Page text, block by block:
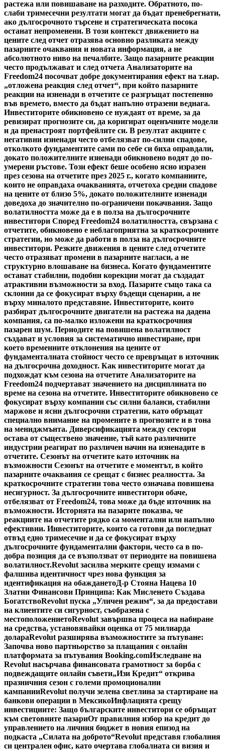
растежа или повишаване на разходите. Обратното, по-
слаби тримесечни резултати могат да бъдат пренебрегнати,
ако дългосрочното търсене и стратегическата посока
останат непроменени. В този контекст движението на
цените след отчет отразява основно разликата между
пазарните очаквания и новата информация, а не
абсолютното ниво на печалбите. Защо пазарните реакции
често продължават и след отчета Анализаторите на
Freedom24 посочват добре документирания ефект на т.нар.
„отложена реакция след отчет“, при който пазарните
реакции на изненади в отчетите се разгръщат постепенно
във времето, вместо да бъдат напълно отразени веднага.
Инвеститорите обикновено се нуждаят от време, за да
ревизират прогнозите си, да коригират оценъчните модели
и да пренастроят портфейлите си. В резултат акциите с
негативни изненади често отбелязват по-силни спадове,
отколкото фундаментите сами по себе си биха оправдали,
докато положителните изненади обикновено водят до по-
умерени ръстове. Този ефект беше особено ясно изразен
през сезона на отчетите през 2025 г., когато компаниите,
които не оправдаха очакванията, отчетоха средни спадове
на цените от близо 5%, докато положителните изненади
доведоха до значително по-ограничени покачвания. Защо
волатилността може да е в полза на дългосрочните
инвеститори Според Freedom24 волатилността, свързана с
отчетите, обикновено е неблагоприятна за краткосрочните
стратегии, но може да работи в полза на дългосрочните
инвеститори. Резките движения в цените след отчетите
често отразяват промени в пазарните нагласи, а не
структурно влошаване на бизнеса. Когато фундаментите
останат стабилни, подобни корекции могат да създадат
атрактивни възможности за вход. Пазарите също така са
склонни да се фокусират върху бъдещи сценарии, а не
върху миналото представяне. Инвеститорите, които
разбират дългосрочните двигатели на растежа на дадена
компания, са по-малко изложени на краткосрочния
пазарен шум. Периодите на повишена волатилност
създават и условия за систематично инвестиране, при
което временните отклонения на цените от
фундаменталната стойност често се превръщат в източник
на дългосрочна доходност. Как инвеститорите могат да
подхождат към сезона на отчетите Анализаторите на
Freedom24 подчертават значението на дисциплината по
време на сезона на отчетите. Инвеститорите обикновено се
фокусират върху компании със силни баланси, стабилни
маржове и ясни дългосрочни стратегии, като обръщат
специално внимание на промените в прогнозите и в тона
на мениджмънта. Диверсификацията между сектори
остава от съществено значение, тъй като различните
индустрии реагират по различен начин на изненадите в
отчетите. Сезонът на отчетите като източник на
възможности Сезонът на отчетите е моментът, в който
пазарните очаквания се срещат с бизнес реалността. За
краткосрочните стратегии това често означава повишена
несигурност. За дългосрочните инвеститори обаче,
отбелязват от Freedom24, това може да бъде източник на
възможности. Историята на пазарите показва, че
реакциите на отчетите рядко са моментални или напълно
ефективни. Инвеститорите, които са готови да погледнат
отвъд едно тримесечие и да се фокусират върху
дългосрочните фундаментални фактори, често са в по-
добра позиция да се възползват от периодите на повишена
волатилност.Revolut засилва мерките срещу измами с
фалшива идентичност чрез нова функция за
идентификация на обажданетоД-р Стояна Нацева 10
Златни Финансови Принципа: Как Мисленето Създава
БогатствоRevolut пуска „Уличен режим“, за да предостави
на клиентите си сигурност, съобразена с
местоположениетоRevolut завършва процеса на набиране
на средства, установявайки оценка от 75 милиарда
долараRevolut разширява възможностите за пътуване:
Започва ново партньорство за плащания с онлайн
платформата за пътувания Booking.comИзследване на
Revolut насърчава финансовата грамотност за борба с
подвеждащите онлайн съвети„Изи Кредит“ открива
празничния сезон с големи промоционални
кампанииRevolut получи зелена светлина за стартиране на
банкови операции в МексикоИнфлацията срещу
инвестициите: Защо българските инвеститори се обръщат
към световните пазариОт правилния избор на кредит до
управлението на личния бюджет в новия епизод на
подкаста „Силата на доброто“Revolut представя глобалния
си централен офис, като очертава глобалната си визия и